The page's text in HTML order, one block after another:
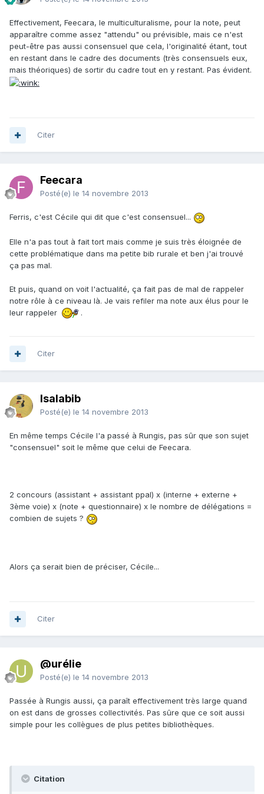
Effectivement, Feecara, le multiculturalisme, pour la note, peut
apparaître comme assez "attendu" ou prévisible, mais ce n'est
peut-être pas aussi consensuel que cela, l'originalité étant, tout
en restant dans le cadre des documents (très consensuels eux,
mais théoriques) de sortir du cadre tout en y restant. Pas évident.
Citer
Feecara
Posté(e) le 14 novembre 2013
Ferris, c'est Cécile qui dit que c'est consensuel...
Elle n'a pas tout à fait tort mais comme je suis très éloignée de
cette problématique dans ma petite bib rurale et ben j'ai trouvé
ça pas mal.
Et puis, quand on voit l'actualité, ça fait pas de mal de rappeler
notre rôle à ce niveau là. Je vais refiler ma note aux élus pour le
leur rappeler
.
Citer
Isalabib
Posté(e) le 14 novembre 2013
En même temps Cécile l'a passé à Rungis, pas sûr que son sujet
"consensuel" soit le même que celui de Feecara.
2 concours (assistant + assistant ppal) x (interne + externe +
3ème voie) x (note + questionnaire) x le nombre de délégations =
combien de sujets ?
Alors ça serait bien de préciser, Cécile...
Citer
@urélie
Posté(e) le 14 novembre 2013
Passée à Rungis aussi, ça paraît effectivement très large quand
on est dans de grosses collectivités. Pas sûre que ce soit aussi
simple pour les collègues de plus petites bibliothèques.
Citation